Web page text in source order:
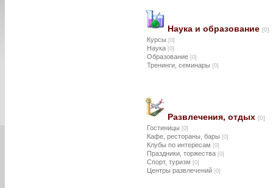
Наука и образование [0]
Курсы [0]
Наука [0]
Образование [0]
Тренинги, семинары [0]
Развлечения, отдых [0]
Гостиницы [0]
Кафе, рестораны, бары [0]
Клубы по интересам [0]
Праздники, торжества [0]
Спорт, туризм [0]
Центры развлечений [0]